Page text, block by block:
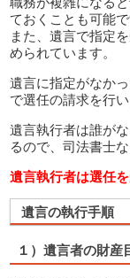
ておくことも可能で
また、遺言で指定
められています。
遺言に指定がなか
で選任の請求を行い
遺言執行者は誰が
るので、司法書士
遺言執行者は選任
遺言の執行手順
１）遺言者の財産